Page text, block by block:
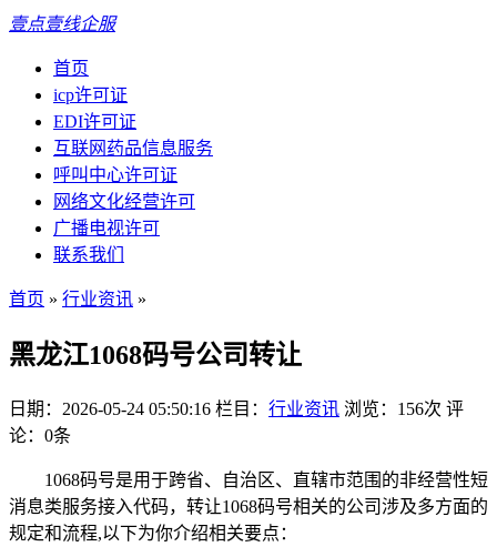
壹点壹线企服
首页
icp许可证
EDI许可证
互联网药品信息服务
呼叫中心许可证
网络文化经营许可
广播电视许可
联系我们
首页 » 行业资讯 »
黑龙江1068码号公司转让
日期：2026-05-24 05:50:16 栏目： 行业资讯 浏览：156次 评
论：0条
1068码号是用于跨省、自治区、直辖市范围的非经营性短
消息类服务接入代码，转让1068码号相关的公司涉及多方面的
规定和流程,以下为你介绍相关要点：